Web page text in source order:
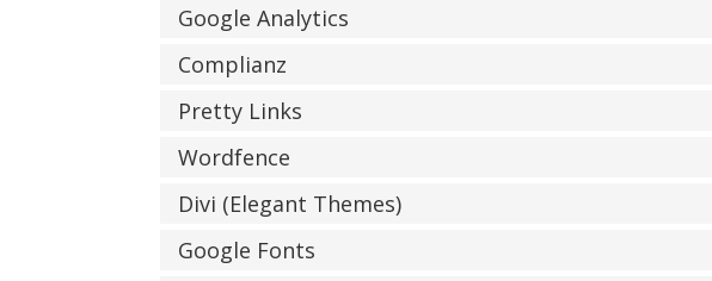
Google Analytics
Complianz
Pretty Links
Wordfence
Divi (Elegant Themes)
Google Fonts